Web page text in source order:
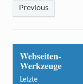
Previous
Webseiten-
Werkzeuge
Letzte